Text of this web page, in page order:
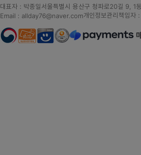
대표자 : 박종일서울특별시 용산구 청파로20길 9, 1
Email : allday76@naver.com개인정보관리책임자